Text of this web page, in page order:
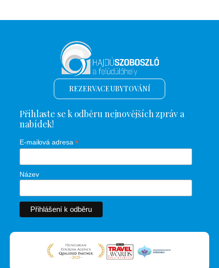
REZERVACE UBYTOVÁNÍ
Přihlaste se k odběru nejnovějších zpráv a
nabídek!
E-mailová adresa*
Název